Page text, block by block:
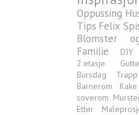
Oppussing
Tips Felix
Blomster
Familie
DIY
2.etasje
Bursdag
Trapp
Barnerom
Kake
soverom
Etter